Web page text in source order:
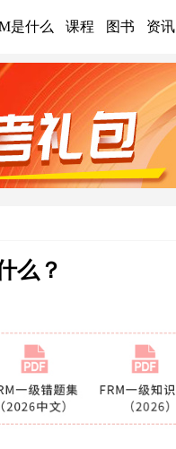
是什么 课程 图书 资讯
么？